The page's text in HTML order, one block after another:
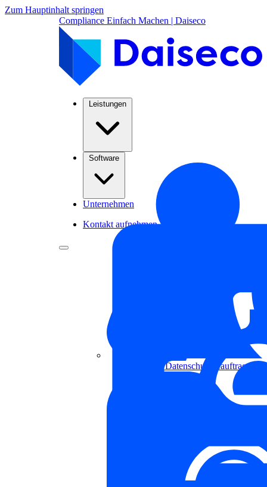
Zum Hauptinhalt springen
Compliance Einfach Machen | Daiseco
Leistungen
Externer Datenschutzbeauftragter
Software
Unternehmen
Kontakt aufnehmen